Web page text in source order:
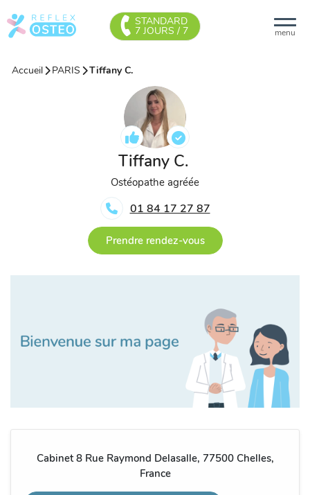
menu
STANDARD
7 JOURS / 7
Accueil PARIS Tiffany C.
Tiffany C.
Ostéopathe agréée
01 84 17 27 87
Prendre rendez-vous
Cabinet 8 Rue Raymond Delasalle, 77500 Chelles,
France